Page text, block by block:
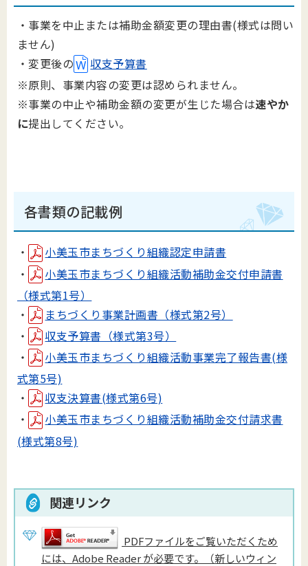
・事業を中止または補助金額変更の理由書(様式は問い
ません)
・変更後の
収支予算書
※原則、事業内容の変更は認められません。
※事業の中止や補助金額の変更が生じた場合は速やか
に提出してください。
各書類の記載例
・
小美玉市まちづくり組織認定申請書
・
小美玉市まちづくり組織活動補助金交付申請書
（様式第1号）
・
まちづくり事業計画書（様式第2号）
・
収支予算書（様式第3号）
・
小美玉市まちづくり組織活動事業完了報告書(様
式第5号)
・
収支決算書(様式第6号)
・
小美玉市まちづくり組織活動補助金交付請求書
(様式第8号)
関連リンク
PDFファイルをご覧いただくため
には、Adobe Reader が必要です。（新しいウィン